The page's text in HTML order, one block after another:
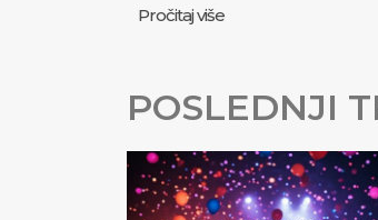
Pročitaj više
POSLEDNJI